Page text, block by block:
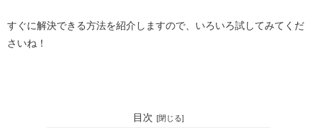
すぐに解決できる方法を紹介しますので、いろいろ試してみてくだ
さいね！
目次